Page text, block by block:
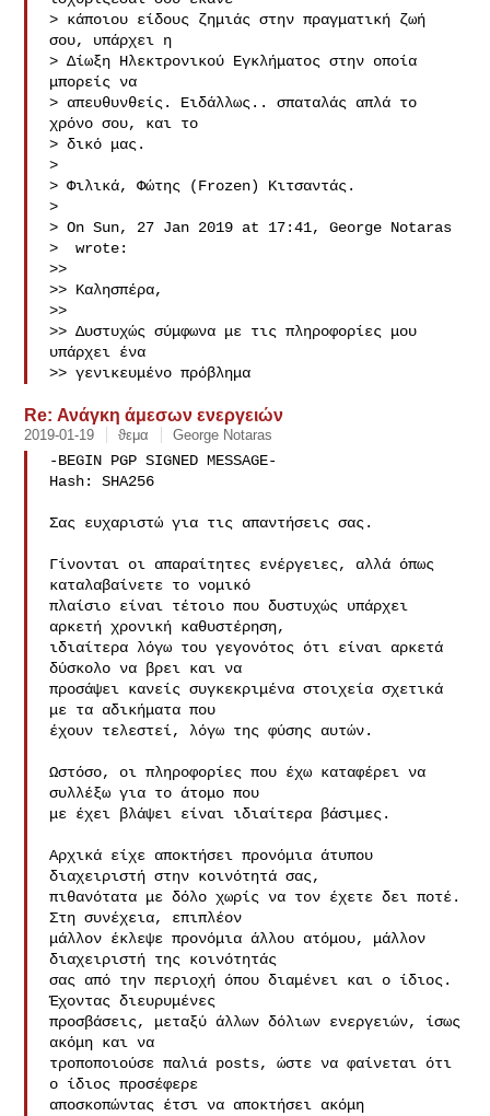
> κάποιου είδους ζημιάς στην πραγματική ζωή
σου, υπάρχει η
> Δίωξη Ηλεκτρονικού Εγκλήματος στην οποία
μπορείς να
> απευθυνθείς. Ειδάλλως.. σπαταλάς απλά το
χρόνο σου, και το
> δικό μας.
>
> Φιλικά, Φώτης (Frozen) Kιτσαντάς.
>
> On Sun, 27 Jan 2019 at 17:41, George Notaras
>  wrote:
>>
>> Καλησπέρα,
>>
>> Δυστυχώς σύμφωνα με τις πληροφορίες μου
υπάρχει ένα
>> γενικευμένο πρόβλημα
Re: Ανάγκη άμεσων ενεργειών
2019-01-19 ϑεμα George Notaras
-BEGIN PGP SIGNED MESSAGE-
Hash: SHA256
Σας ευχαριστώ για τις απαντήσεις σας.
Γίνονται οι απαραίτητες ενέργειες, αλλά όπως
καταλαβαίνετε το νομικό
πλαίσιο είναι τέτοιο που δυστυχώς υπάρχει
αρκετή χρονική καθυστέρηση,
ιδιαίτερα λόγω του γεγονότος ότι είναι αρκετά
δύσκολο να βρει και να
προσάψει κανείς συγκεκριμένα στοιχεία σχετικά
με τα αδικήματα που
έχουν τελεστεί, λόγω της φύσης αυτών.
Ωστόσο, οι πληροφορίες που έχω καταφέρει να
συλλέξω για το άτομο που
με έχει βλάψει είναι ιδιαίτερα βάσιμες.
Αρχικά είχε αποκτήσει προνόμια άτυπου
διαχειριστή στην κοινότητά σας,
πιθανότατα με δόλο χωρίς να τον έχετε δει ποτέ.
Στη συνέχεια, επιπλέον
μάλλον έκλεψε προνόμια άλλου ατόμου, μάλλον
διαχειριστή της κοινότητάς
σας από την περιοχή όπου διαμένει και ο ίδιος.
Έχοντας διευρυμένες
προσβάσεις, μεταξύ άλλων δόλιων ενεργειών, ίσως
ακόμη και να
τροποποιούσε παλιά posts, ώστε να φαίνεται ότι
ο ίδιος προσέφερε
αποσκοπώντας έτσι να αποκτήσει ακόμη